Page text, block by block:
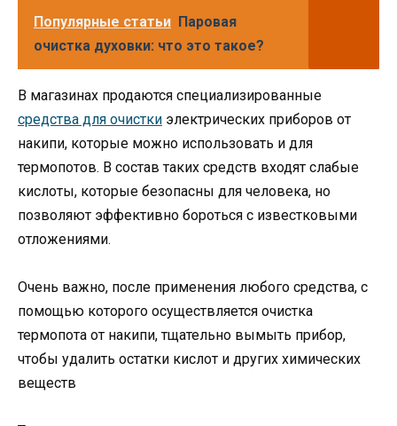
Популярные статьи Паровая
очистка духовки: что это такое?
В магазинах продаются специализированные
средства для очистки электрических приборов от
накипи, которые можно использовать и для
термопотов. В состав таких средств входят слабые
кислоты, которые безопасны для человека, но
позволяют эффективно бороться с известковыми
отложениями.
Очень важно, после применения любого средства, с
помощью которого осуществляется очистка
термопота от накипи, тщательно вымыть прибор,
чтобы удалить остатки кислот и других химических
веществ